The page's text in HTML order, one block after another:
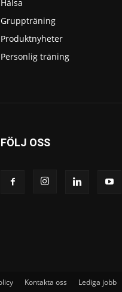
Hälsa
Gruppträning
Produktnyheter
Personlig träning
FÖLJ OSS
Kontakta oss Lediga jobb